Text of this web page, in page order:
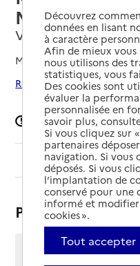
Mousserons
Val-Revermont, AIN
Mis à jour le01/09/2025
Rechercher les
Signaler une erreur
Sommaire
Présentation
1 rue de
Découvrez
données en lisant
à caractère
Afin de mieux vous
nous utilisons des
statistiques, vous
Des cookies sont
évaluer la
personnalisée en
savoir plus,
Si vous cliquez sur
partenaires
navigation. Si vous
déposés. Si vous
l’implantation de
conservé pour une
informé et modifier
cookies ».
Tout accepter